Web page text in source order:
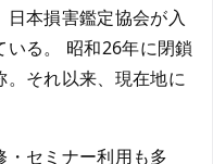
本損害鑑定協会が入
いる。 昭和26年に閉鎖
それ以来、現在地に
セミナー利用も多